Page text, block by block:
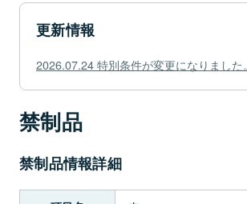
更新情報
2026.07.24 特別条件が変更になりました。
禁制品
禁制品情報詳細